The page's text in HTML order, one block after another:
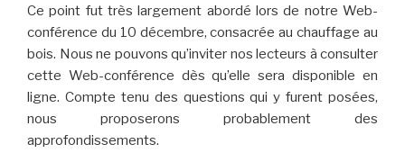
Ce point fut très largement abordé lors de notre Web-
conférence du 10 décembre, consacrée au chauffage au
bois. Nous ne pouvons qu’inviter nos lecteurs à consulter
cette Web-conférence dès qu’elle sera disponible en
ligne. Compte tenu des questions qui y furent posées,
nous proposerons probablement des
approfondissements.